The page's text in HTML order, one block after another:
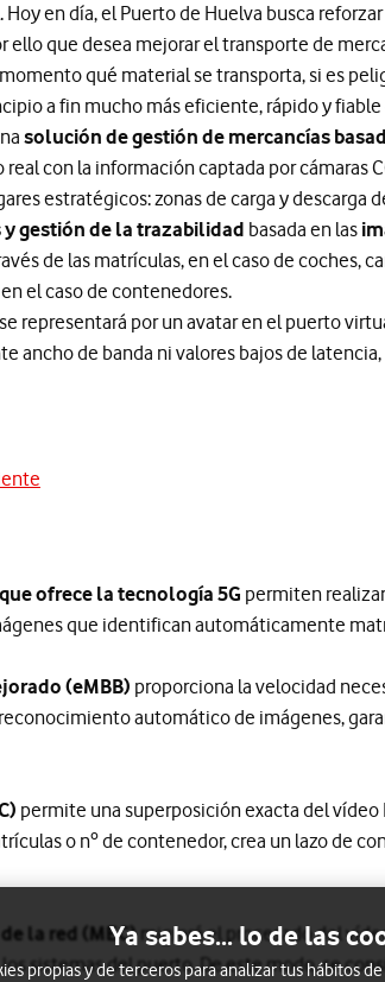
en día, el Puerto de Huelva busca
ello que desea mejorar el transporte de
qué material se transporta, si es
a fin mucho más eficiente, rápido y
solución de gestión de mercancías
con la información captada por cámaras
estratégicos: zonas de carga y descarga
gestión de la trazabilidad basada en las
de las matrículas, en el caso de coches,
en el caso de contenedores.
representará por un avatar en el puerto
ancho de banda ni valores bajos de
ofrece la tecnología 5G permiten
que identifican automáticamente
(eMBB) proporciona la velocidad
automático de imágenes,
permite una superposición exacta del
o nº de contenedor, crea un lazo de
la red (MEC)migrará el procesado del
los sistemas del puerto. De este modo, se
Ya sabes... lo de las
propias y de terceros para analizar tus hábitos